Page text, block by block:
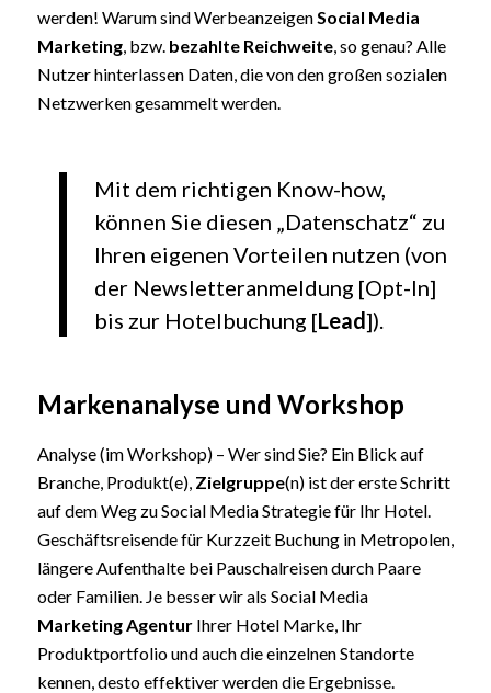
werden! Warum sind Werbeanzeigen Social Media
Marketing, bzw. bezahlte Reichweite, so genau? Alle
Nutzer hinterlassen Daten, die von den großen sozialen
Netzwerken gesammelt werden.
Mit dem richtigen Know-how,
können Sie diesen „Datenschatz“ zu
Ihren eigenen Vorteilen nutzen (von
der Newsletteranmeldung [Opt-In]
bis zur Hotelbuchung [Lead]).
Markenanalyse und Workshop
Analyse (im Workshop) – Wer sind Sie? Ein Blick auf
Branche, Produkt(e), Zielgruppe(n) ist der erste Schritt
auf dem Weg zu Social Media Strategie für Ihr Hotel.
Geschäftsreisende für Kurzzeit Buchung in Metropolen,
längere Aufenthalte bei Pauschalreisen durch Paare
oder Familien. Je besser wir als Social Media
Marketing AgenturIhrer Hotel Marke, Ihr
Produktportfolio und auch die einzelnen Standorte
kennen, desto effektiver werden die Ergebnisse.